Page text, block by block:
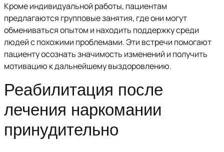
Кроме индивидуальной работы, пациентам
предлагаются групповые занятия, где они могут
обмениваться опытом и находить поддержку среди
людей с похожими проблемами. Эти встречи помогают
пациенту осознать значимость изменений и получить
мотивацию к дальнейшему выздоровлению.
Реабилитация после
лечения наркомании
принудительно